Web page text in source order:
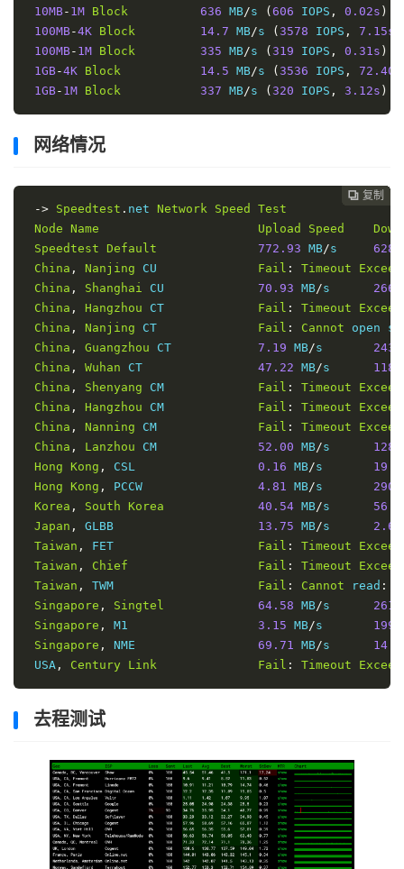
10MB- 1M Block 636 MB/s ( 606 IOPS , 0.02s )
100MB-4K Block 14.7 MB/s ( 3578 IOPS , 7.15s
100MB- 1M Block 335 MB/s ( 319 IOPS , 0.31s )
1GB-4K Block 14.5 MB/s ( 3536 IOPS , 72.40s
1GB- 1M Block 337 MB/s ( 320 IOPS , 3.12s )
网络情况
 复制
 复制
 复制
 复制
 复制
 复制
 复制
 复制
 复制
 复制
 复制
 复制
-> Speedtest . net Network Speed
Test
Node Name Upload Speed
Speedtest Default 772.93 MB/s
China , Nanjing CU Fail : Timeout
China , Shanghai CU 70.93 MB/s
China , Hangzhou CT Fail : Timeout
China , Nanjing CT Fail : Cannot open
China , Guangzhou CT 7.19 MB/s
China , Wuhan CT 47.22 MB/s
China , Shenyang CM Fail : Timeout
China , Hangzhou CM Fail : Timeout
China , Nanning CM Fail : Timeout
China , Lanzhou CM 52.00 MB/s
Hong Kong , CSL 0.16 MB/s
Hong Kong , PCCW 4.81 MB/s
Korea , South Korea 40.54 MB/s
Japan , GLBB 13.75 MB/s 2.69
Taiwan , FET Fail : Timeout
Taiwan , Chief Fail : Timeout
Taiwan , TWM Fail : Cannot read :
Singapore , Singtel 64.58 MB/s
Singapore , M1 3.15 MB/s
Singapore , NME 69.71 MB/s
USA , Century Link Fail : Timeout
去程测试